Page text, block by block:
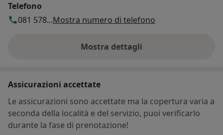
Telefono
081 578...Mostra numero di telefono
Mostra dettagli
sull'indirizzo
Assicurazioni accettate
Le assicurazioni sono accettate ma la copertura varia a
seconda della località e del servizio, puoi verificarlo
durante la fase di prenotazione!